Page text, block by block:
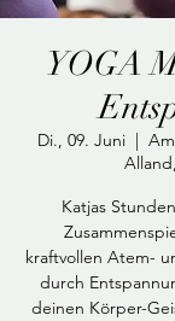
YOGA
Di., 09. Juni
  |
Katjas
kraftvollen Atem-
durch
deinen Körper-